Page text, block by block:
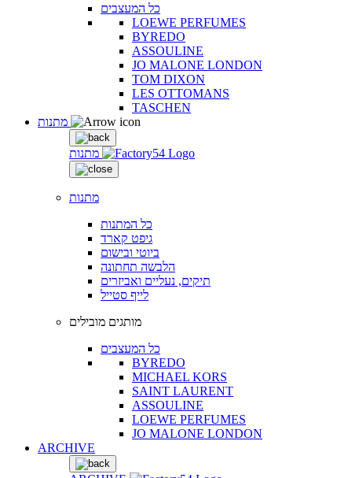
כל המעצבים
LOEWE PERFUMES
BYREDO
ASSOULINE
JO MALONE LONDON
TOM DIXON
LES OTTOMANS
TASCHEN
מתנות
מתנות
כל המתנות
גיפט קארד
ביוטי ובישום
הלבשה תחתונה
תיקים, נעליים ואביזרים
לייף סטייל
מותגים מובילים
כל המעצבים
BYREDO
MICHAEL KORS
SAINT LAURENT
ASSOULINE
LOEWE PERFUMES
JO MALONE LONDON
ARCHIVE